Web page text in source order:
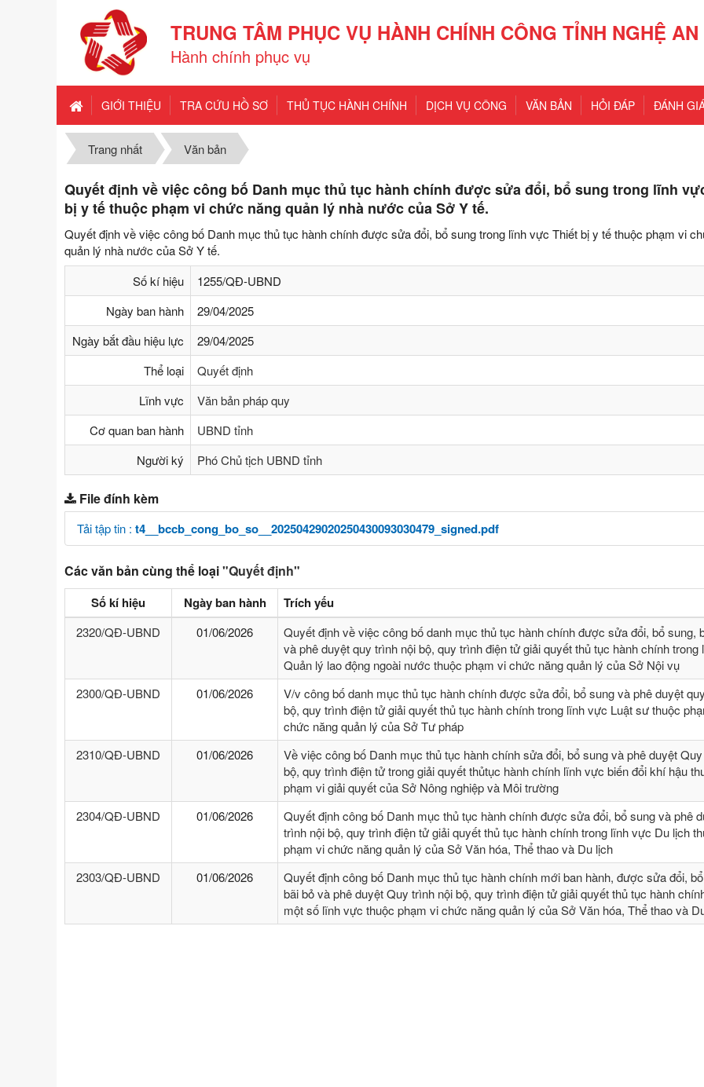
TRUNG TÂM PHỤC VỤ HÀNH CHÍNH CÔNG TỈNH NGHỆ AN
Hành chính phục vụ
GIỚI THIỆU TRA CỨU HỒ SƠ THỦ TỤC HÀNH CHÍNH DỊCH VỤ CÔNG VĂN BẢN HỎI ĐÁP ĐÁNH
Trang nhất Văn bản
Quyết định về việc công bố Danh mục thủ tục hành chính được sửa đổi, bổ sung trong lĩnh
bị y tế thuộc phạm vi chức năng quản lý nhà nước của Sở Y tế.
Quyết định về việc công bố Danh mục thủ tục hành chính được sửa đổi, bổ sung trong lĩnh vực Thiết bị y tế thuộc phạm vi
quản lý nhà nước của Sở Y tế.
Số kí hiệu
1255/QĐ-UBND
Ngày ban hành
29/04/2025
Ngày bắt đầu hiệu lực
29/04/2025
Thể loại
Quyết định
Lĩnh vực
Văn bản pháp quy
Cơ quan ban hành
UBND tỉnh
Người ký
Phó Chủ tịch UBND tỉnh
File đính kèm
Tải tập tin : t4__bccb_cong_bo_so__20250429020250430093030479_signed.pdf
Các văn bản cùng thể loại"Quyết định"
Số kí hiệu Ngày ban hành Trích yếu
2320/QĐ-UBND 01/06/2026
Quyết định về việc công bố danh mục thủ tục hành chính được sửa đổi, bổ sung,
và phê duyệt quy trình nội bộ, quy trình điện tử giải quyết thủ tục hành chính trong
Quản lý lao động ngoài nước thuộc phạm vi chức năng quản lý của Sở Nội vụ
2300/QĐ-UBND
01/06/2026
V/v công bố danh mục thủ tục hành chính được sửa đổi, bổ sung và phê duyệt
bộ, quy trình điện tử giải quyết thủ tục hành chính trong lĩnh vực Luật sư thuộc
chức năng quản lý của Sở Tư pháp
2310/QĐ-UBND
01/06/2026
Về việc công bố Danh mục thủ tục hành chính sửa đổi, bổ sung và phê duyệt
bộ, quy trình điện tử trong giải quyết thủtục hành chính lĩnh vực biến đổi khí hậu
phạm vi giải quyết của Sở Nông nghiệp và Môi trường
2304/QĐ-UBND
01/06/2026
Quyết định công bố Danh mục thủ tục hành chính được sửa đổi, bổ sung và phê
trình nội bộ, quy trình điện tử giải quyết thủ tục hành chính trong lĩnh vực Du lịch
phạm vi chức năng quản lý của Sở Văn hóa, Thể thao và Du lịch
2303/QĐ-UBND
01/06/2026
Quyết định công bố Danh mục thủ tục hành chính mới ban hành, được sửa đổi,
bãi bỏ và phê duyệt Quy trình nội bộ, quy trình điện tử giải quyết thủ tục hành
một số lĩnh vực thuộc phạm vi chức năng quản lý của Sở Văn hóa, Thể thao và